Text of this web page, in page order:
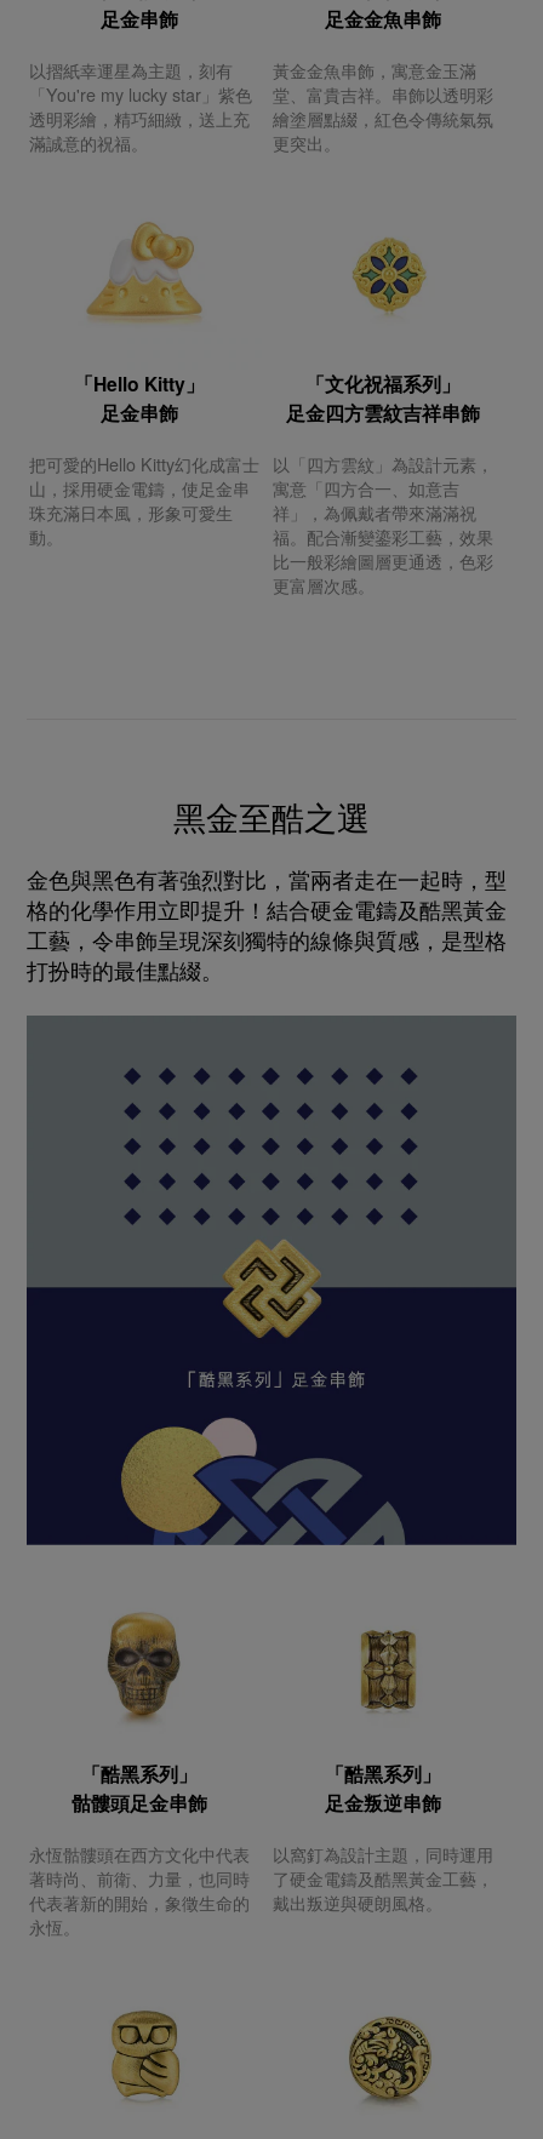
足金串飾
以摺紙幸運星為主題，刻有
「You're my lucky star」紫色
透明彩繪，精巧細緻，送上充
滿誠意的祝福。
足金金魚串飾
黃金金魚串飾，寓意金玉滿
堂、富貴吉祥。串飾以透明彩
繪塗層點綴，紅色令傳統氣氛
更突出。
「Hello Kitty」
足金串飾
把可愛的Hello Kitty幻化成富士
山，採用硬金電鑄，使足金串
珠充滿日本風，形象可愛生
動。
「文化祝福系列」
足金四方雲紋吉祥串飾
以「四方雲紋」為設計元素，
寓意「四方合一、如意吉
祥」，為佩戴者帶來滿滿祝
福。配合漸變鎏彩工藝，效果
比一般彩繪圖層更通透，色彩
更富層次感。
黑金至酷之選
金色與黑色有著強烈對比，當兩者走在一起時，型
格的化學作用立即提升！結合硬金電鑄及酷黑黃金
工藝，令串飾呈現深刻獨特的線條與質感，是型格
打扮時的最佳點綴。
「酷黑系列」
骷髏頭足金串飾
永恆骷髏頭在西方文化中代表
著時尚、前衛、力量，也同時
代表著新的開始，象徵生命的
永恆。
「酷黑系列」
足金叛逆串飾
以窩釘為設計主題，同時運用
了硬金電鑄及酷黑黃金工藝，
戴出叛逆與硬朗風格。